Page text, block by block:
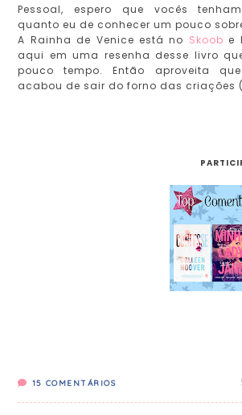
Pessoal, espero que vocês
quanto eu de conhecer um pouco
A Rainha de Venice está no Skoob e
aqui em uma resenha desse livro
pouco tempo. Então aproveita
acabou de sair do forno das criações
15 COMENTÁRIOS